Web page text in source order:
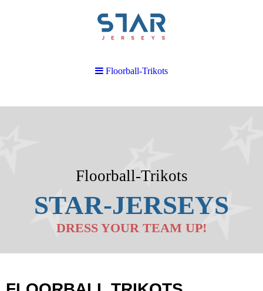
Floorball-Trikots
STAR-JERSEYS
DRESS YOUR TEAM UP!
Floorball-Trikots